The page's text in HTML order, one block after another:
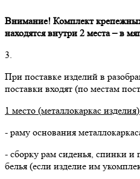
Внимание! Комплект
находятся внутри 2 места – в
3.
При поставке изделий в
поставки входят (по местам
1 место (металлокаркас
- раму основания
- сборку рам сиденья, спинки и
белья (если изделие им